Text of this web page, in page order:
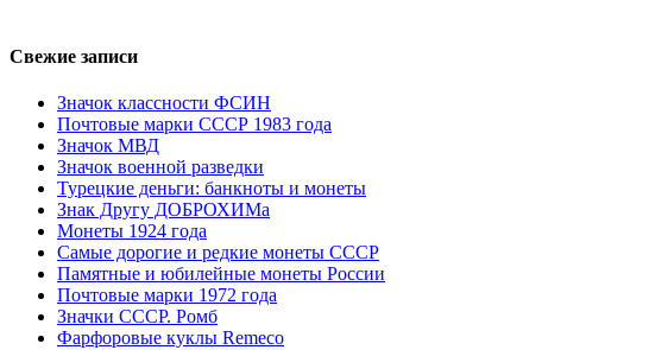
Свежие записи
Значок классности ФСИН
Почтовые марки СССР 1983 года
Значок МВД
Значок военной разведки
Турецкие деньги: банкноты и монеты
Знак Другу ДОБРОХИМа
Монеты 1924 года
Самые дорогие и редкие монеты СССР
Памятные и юбилейные монеты России
Почтовые марки 1972 года
Значки СССР. Ромб
Фарфоровые куклы Remeco